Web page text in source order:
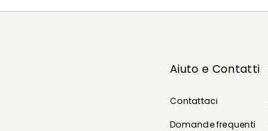
Aiuto e Contatti
Contattaci
Domande frequenti